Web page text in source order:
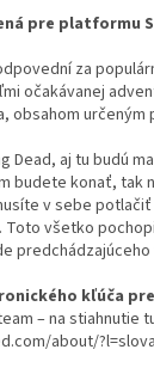
pre platformu
za
očakávanej
obsahom
Dead, aj tu budú
budete konať, tak
v sebe
všetko
kľúča
– na stiahnutie
about/